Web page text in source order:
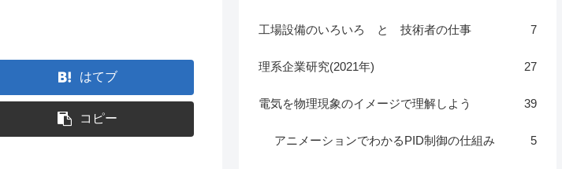
はてブ
コピー
工場設備のいろいろ と 技術者の仕事 7
理系企業研究(2021年) 27
電気を物理現象のイメージで理解しよう 39
アニメーションでわかるPID制御の仕組み 5